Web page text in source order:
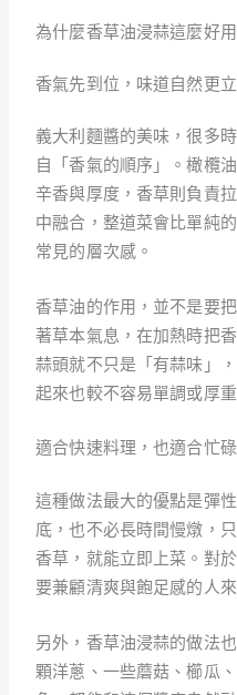
為什麼香草油浸蒜這麼好用
香氣先到位，味道自然更
義大利麵醬的美味，很多
自「香氣的順序」。橄欖
辛香與厚度，香草則負責
中融合，整道菜會比單純
常見的層次感。
香草油的作用，並不是要
著草本氣息，在加熱時把
蒜頭就不只是「有蒜味」
起來也較不容易單調或厚重
適合快速料理，也適合忙
這種做法最大的優點是彈
底，也不必長時間慢燉，
香草，就能立即上菜。對
要兼顧清爽與飽足感的人
另外，香草油浸蒜的做法
顆洋蔥、一些蘑菇、櫛瓜